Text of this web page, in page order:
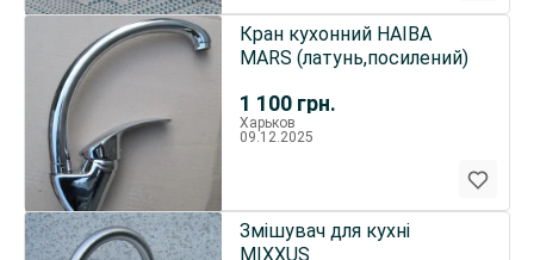
1 100 грн.
Кран кухонний HAIBA
MARS (латунь,посилений)
Харьков
09.12.2025
Змішувач для кухні
MIXXUS